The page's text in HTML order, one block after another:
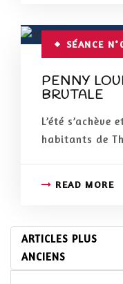
SÉANCE
PENNY
BRUTALE
L’été
habitants de
READ MORE
NAVIGATION
DES
ARTICLES
ARTICLES PLUS
ANCIENS